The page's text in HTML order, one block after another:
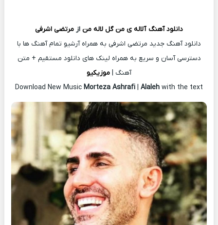
دانلود آهنگ آلاله ی من گل‌ لاله من از مرتضی اشرفی
دانلود آهنگ جدید مرتضی اشرفی به همراه آرشیو تمام آهنگ ها با
دسترسی آسان و سریع به همراه لینک های دانلود مستقیم + متن
آهنگ | موزیکیو
Download New Music Morteza Ashrafi | Alaleh with the text